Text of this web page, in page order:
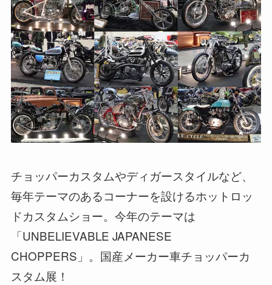
チョッパーカスタムやディガースタイルなど、
毎年テーマのあるコーナーを設けるホットロッ
ドカスタムショー。今年のテーマは
「UNBELIEVABLE JAPANESE
CHOPPERS」。国産メーカー車チョッパーカ
スタム展！